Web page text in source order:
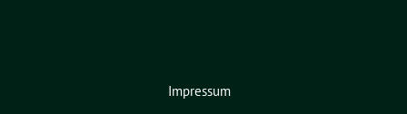
Impressum